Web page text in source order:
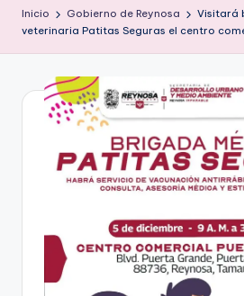
g
a
o
Inicio Gobierno de Reynosa
Visitará
veterinaria Patitas Seguras el centro